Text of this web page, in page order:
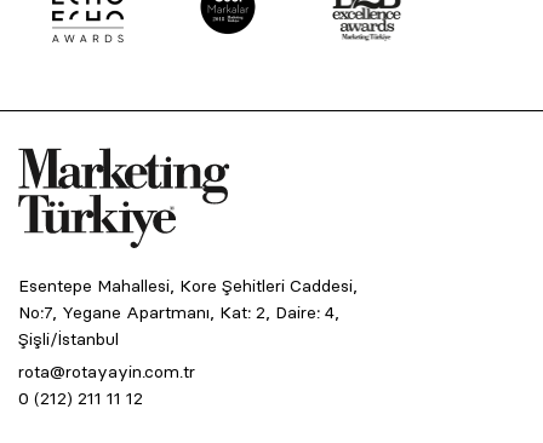
Esentepe Mahallesi, Kore Şehitleri Caddesi,
No:7, Yegane Apartmanı, Kat: 2, Daire: 4,
Şişli/İstanbul
rota@rotayayin.com.tr
0 (212) 211 11 12